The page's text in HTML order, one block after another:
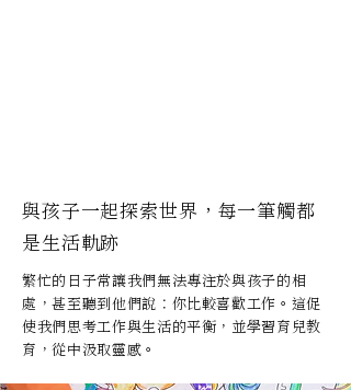
與孩子一起探索世界，每一筆觸都
是生活軌跡
繁忙的日子常讓我們無法專注於與孩子的相
處，甚至聽到他們說：你比較喜歡工作。這促
使我們思考工作與生活的平衡，並學習育兒教
育，從中汲取靈感。